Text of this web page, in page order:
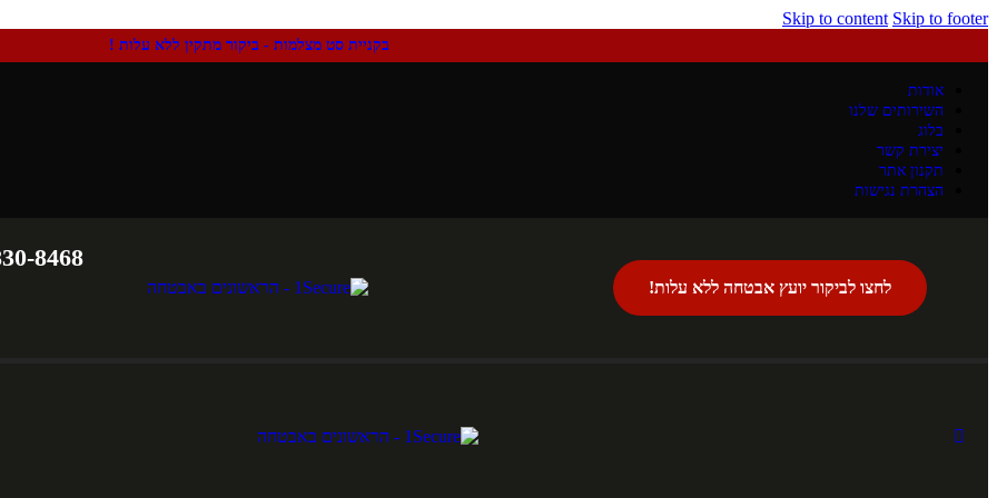
Skip to content Skip to footer
בקניית סט מצלמות - ביקור מתקין ללא עלות !
אודות
השירותים שלנו
בלוג
יצירת קשר
תקנון אתר
הצהרת נגישות
לחצו לביקור יועץ אבטחה ללא עלות!
8468